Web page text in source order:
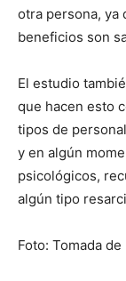
otra persona, ya
beneficios son
El estudio
que hacen esto
tipos de
y en algún
psicológicos,
algún tipo
Foto: Tomada de